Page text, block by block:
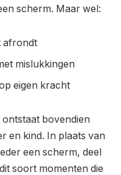
scherm. Maar wel:
afrondt
mislukkingen
eigen kracht
bovendien
en kind. In plaats van
een scherm, deel
soort momenten die